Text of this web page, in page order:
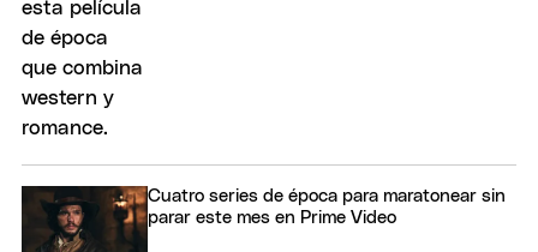
Cuatro series de época para maratonear sin
parar este mes en Prime Video